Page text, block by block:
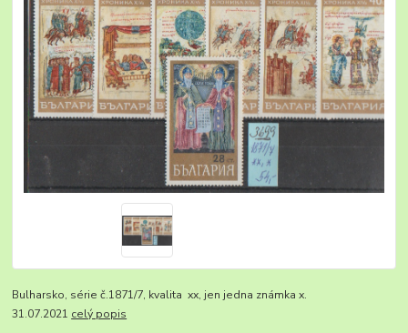
Bulharsko, série č.1871/7, kvalita xx, jen jedna známka x.
31.07.2021 celý popis